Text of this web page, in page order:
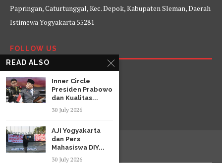
Papringan, Caturtunggal, Kec. Depok, Kabupaten Sleman, Daerah
Istimewa Yogyakarta 55281
FOLLOW US
Facebook
TwitterInstagramYouTube
READ ALSO
Inner Circle
Presiden Prabowo
dan Kualitas...
30 July 2026
AJI Yogyakarta
dan Pers
Mahasiswa DIY...
30 July 2026